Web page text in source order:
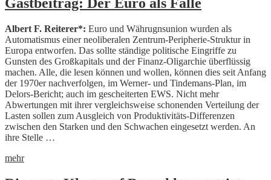
Albert F. Reiterer*: Euro und Währugnsunion wurden als
Automatismus einer neoliberalen Zentrum-Peripherie-Struktur in
Europa entworfen. Das sollte ständige politische Eingriffe zu
Gunsten des Großkapitals und der Finanz-Oligarchie überflüssig
machen. Alle, die lesen können und wollen, können dies seit Anfang
der 1970er nachverfolgen, im Werner- und Tindemans-Plan, im
Delors-Bericht; auch im gescheiterten EWS. Nicht mehr
Abwertungen mit ihrer vergleichsweise schonen­den Verteilung der
Lasten sollen zum Ausgleich von Produktivitäts-Differenzen
zwischen den Starken und den Schwachen eingesetzt werden. An
ihre Stelle …
mehr